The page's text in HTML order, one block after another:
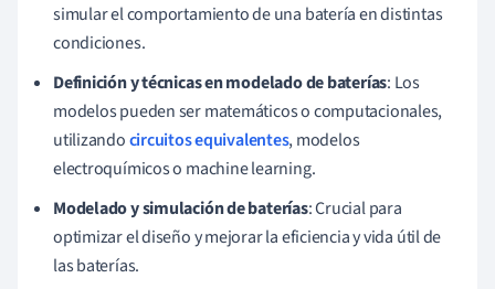
simular el comportamiento de una batería en distintas
condiciones.
Definición y técnicas en modelado de baterías: Los
modelos pueden ser matemáticos o computacionales,
utilizandocircuitos equivalentes, modelos
electroquímicos o machine learning.
Modelado y simulación de baterías: Crucial para
optimizar el diseño y mejorar la eficiencia y vida útil de
las baterías.